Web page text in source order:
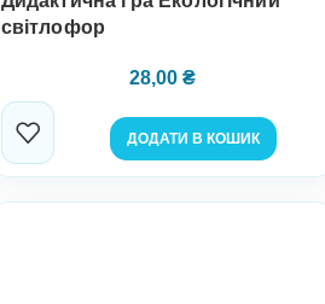
світлофор
28,00 ₴
ДОДАТИ В КОШИК